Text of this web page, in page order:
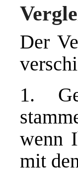
Der
1.
wenn
mit